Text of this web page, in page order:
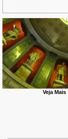
Veja Mais